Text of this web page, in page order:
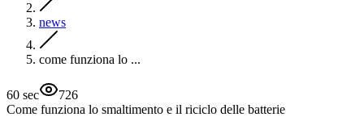
news
come funziona lo ...
60 sec
726
Come funziona lo smaltimento e il riciclo delle batterie